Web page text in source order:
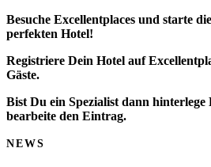
Besuche Excellentplaces und starte
perfekten Hotel!
Registriere Dein Hotel auf
Gäste.
Bist Du ein Spezialist dann
bearbeite den Eintrag.
NEWS